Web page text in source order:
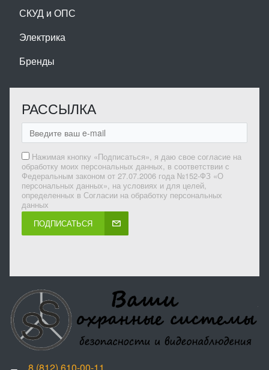
СКУД и ОПС
Электрика
Бренды
РАССЫЛКА
Нажимая кнопку «Подписаться», я даю свое согласие на
обработку моих персональных данных, в соответствии с
Федеральным законом от 27.07.2006 года №152-ФЗ «О
персональных данных», на условиях и для целей,
определенных в Согласии на обработку персональных
данных
ПОДПИСАТЬСЯ